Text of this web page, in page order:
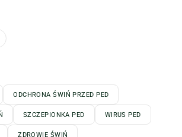
ODCHRONA ŚWIŃ PRZED PED
SZCZEPIONKA PED WIRUS PED
ZDROWIE ŚWIŃ